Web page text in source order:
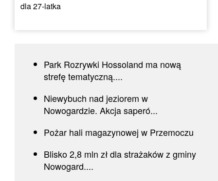
dla 27-latka
Park Rozrywki Hossoland ma nową
strefę tematyczną....
Niewybuch nad jeziorem w
Nowogardzie. Akcja saperó...
Pożar hali magazynowej w Przemoczu
Blisko 2,8 mln zł dla strażaków z gminy
Nowogard....